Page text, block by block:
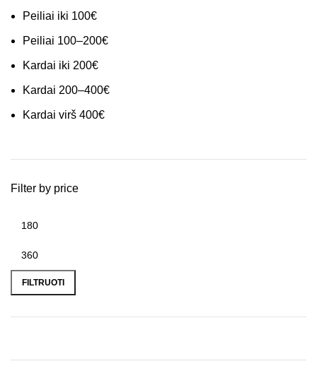
Peiliai iki 100€
Peiliai 100–200€
Kardai iki 200€
Kardai 200–400€
Kardai virš 400€
Filter by price
FILTRUOTI